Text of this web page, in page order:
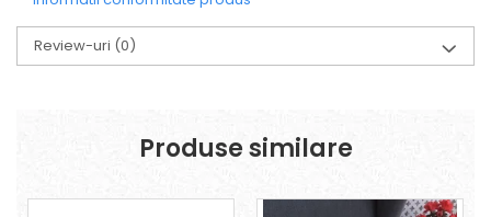
Review-uri (0)
Produse similare